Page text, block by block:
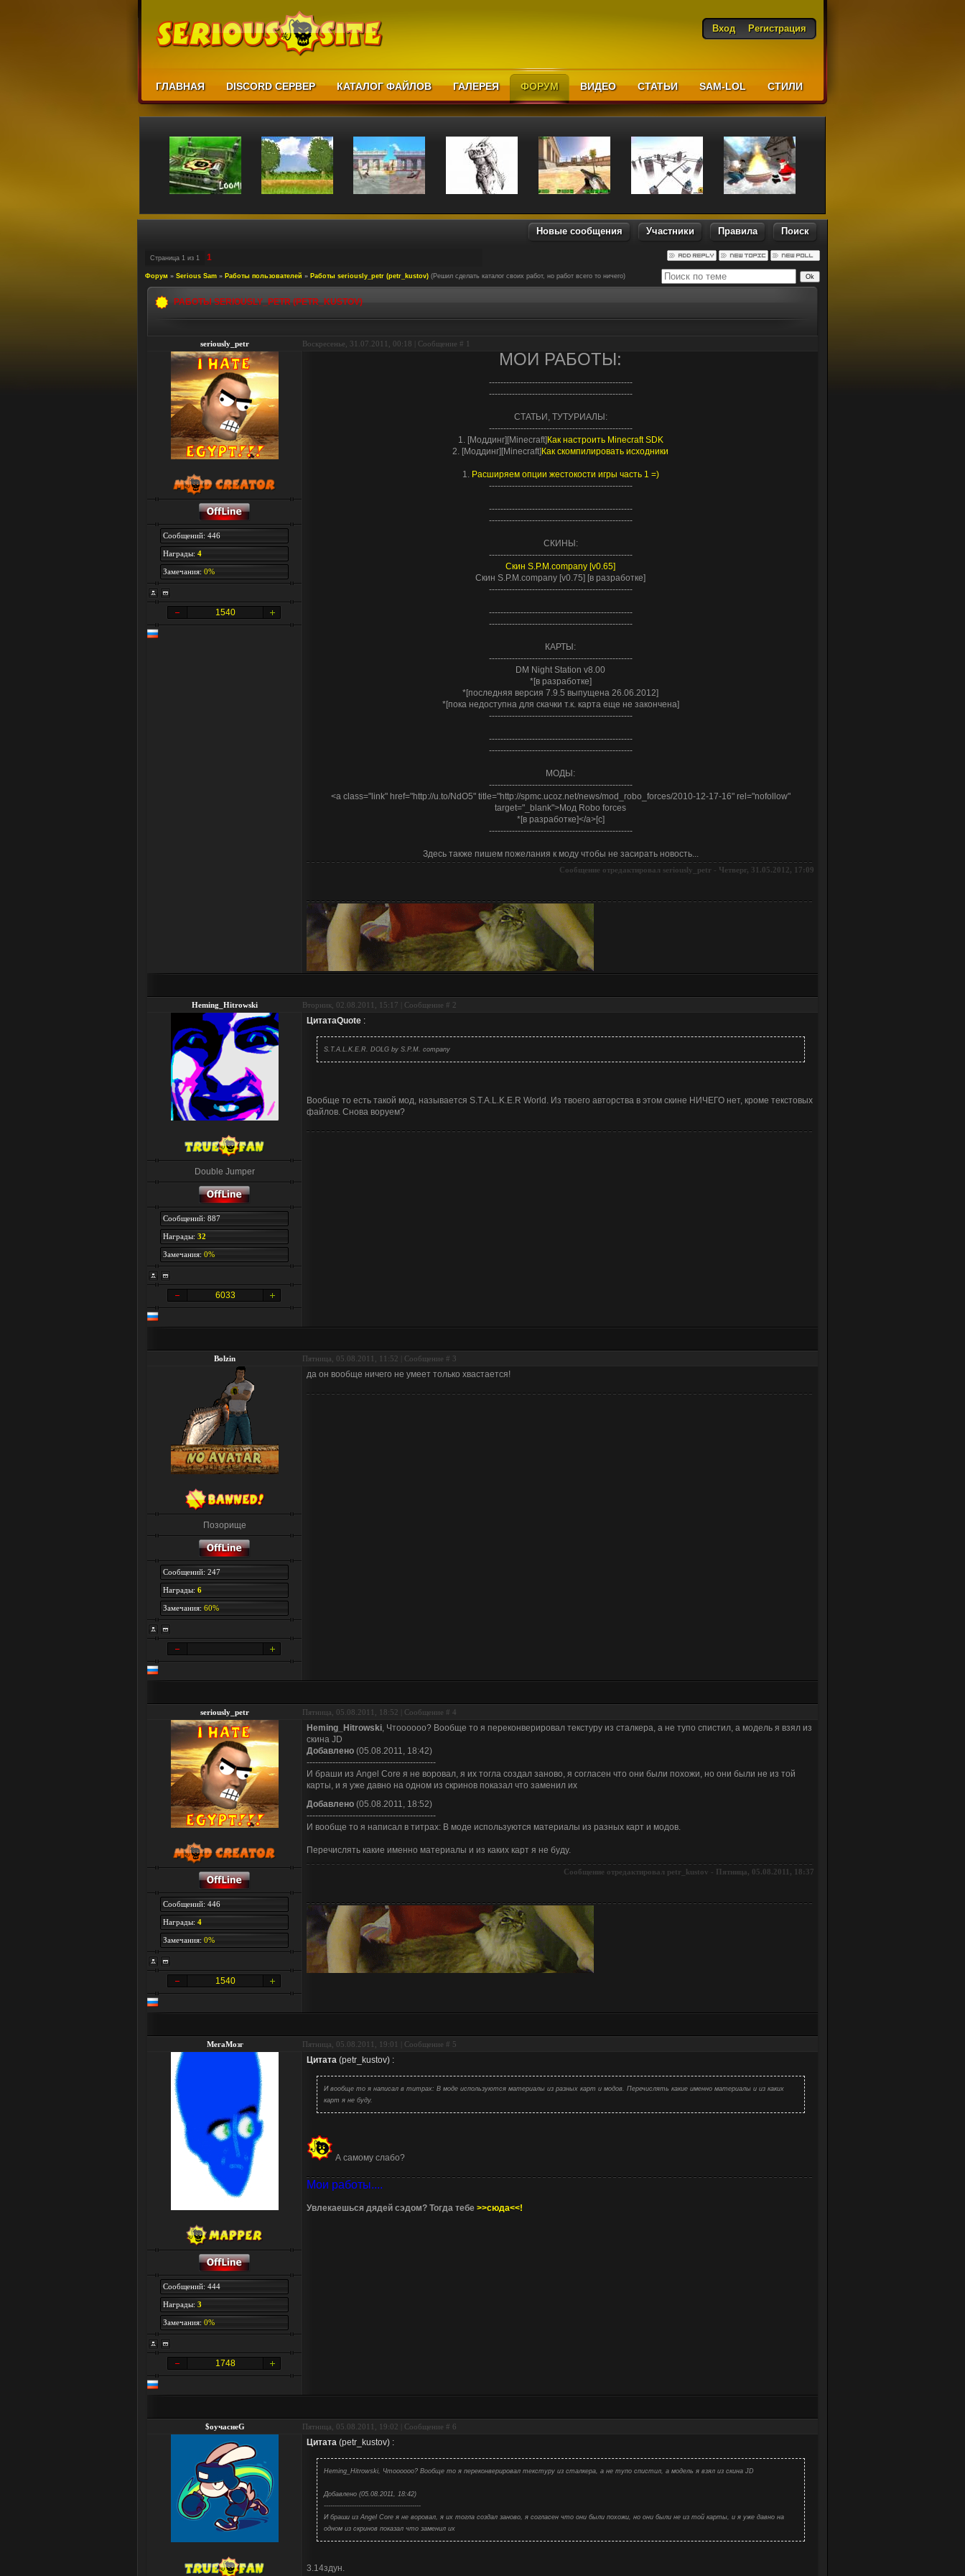
Вход Регистрация
ГЛАВНАЯ DISCORD СЕРВЕР КАТАЛОГ ФАЙЛОВ ГАЛЕРЕЯ ФОРУМ ВИДЕО СТАТЬИ SAM-LOL CТИЛИ
Новые сообщения Участники Правила Поиск
Страница 1 из 1 1
Форум » Serious Sam » Работы пользователей » Работы seriously_petr (petr_kustov) (Решил сделать каталог своих работ, но работ всего то ничего)
РАБОТЫ SERIOUSLY_PETR (PETR_KUSTOV)
seriously_petr Воскресенье, 31.07.2011, 00:18 | Сообщение # 1
Сообщений: 446
Награды: 4
Замечания: 0%
1540
МОИ РАБОТЫ:
--------------------------------------------------
--------------------------------------------------
СТАТЬИ, ТУТУРИАЛЫ:
--------------------------------------------------
1. [Моддинг][Minecraft] Как настроить Minecraft SDK
2. [Моддинг][Minecraft] Как скомпилировать исходники
1. Расширяем опции жестокости игры часть 1 =)
--------------------------------------------------
--------------------------------------------------
--------------------------------------------------
СКИНЫ:
--------------------------------------------------
Скин S.P.M.company [v0.65]
Скин S.P.M.company [v0.75] [в разработке]
--------------------------------------------------
--------------------------------------------------
--------------------------------------------------
КАРТЫ:
--------------------------------------------------
DM Night Station v8.00
*[в разработке]
*[последняя версия 7.9.5 выпущена 26.06.2012]
*[пока недоступна для скачки т.к. карта еще не закончена]
--------------------------------------------------
--------------------------------------------------
--------------------------------------------------
МОДЫ:
--------------------------------------------------
<a class="link" href="http://u.to/NdO5" title="http://spmc.ucoz.net/news/mod_robo_forces/2010-12-17-16" rel="nofollow"
target="_blank">Мод Robo forces
*[в разработке]</a>[c]
--------------------------------------------------
Здесь также пишем пожелания к моду чтобы не засирать новость...
Сообщение отредактировал seriously_petr - Четверг, 31.05.2012, 17:09
Heming_Hitrowski Вторник, 02.08.2011, 15:17 | Сообщение # 2
Double Jumper
Сообщений: 887
Награды: 32
Замечания: 0%
6033
ЦитатаQuote :
S.T.A.L.K.E.R. DOLG by S.P.M. company
Вообще то есть такой мод, называется S.T.A.L.K.E.R World. Из твоего авторства в этом скине НИЧЕГО нет, кроме текстовых
файлов. Снова воруем?
Bolzin Пятница, 05.08.2011, 11:52 | Сообщение # 3
Позорище
Сообщений: 247
Награды: 6
Замечания: 60%
да он вообще ничего не умеет только хвастается!
seriously_petr Пятница, 05.08.2011, 18:52 | Сообщение # 4
Сообщений: 446
Награды: 4
Замечания: 0%
1540
Heming_Hitrowski, Чтоооооо? Вообще то я переконверировал текстуру из сталкера, а не тупо спистил, а модель я взял из
скина JD
Добавлено (05.08.2011, 18:42)
---------------------------------------------
И браши из Angel Core я не воровал, я их тогла создал заново, я согласен что они были похожи, но они были не из той
карты, и я уже давно на одном из скринов показал что заменил их
Добавлено (05.08.2011, 18:52)
---------------------------------------------
И вообще то я написал в титрах: В моде используются материалы из разных карт и модов.
Перечислять какие именно материалы и из каких карт я не буду.
Сообщение отредактировал petr_kustov - Пятница, 05.08.2011, 18:37
МегаМозг Пятница, 05.08.2011, 19:01 | Сообщение # 5
Сообщений: 444
Награды: 3
Замечания: 0%
1748
Цитата (petr_kustov) :
И вообще то я написал в титрах: В моде используются материалы из разных карт и модов. Перечислять какие именно материалы и из каких
карт я не буду.
А самому слабо?
Мои работы....
Увлекаешься дядей сэдом? Тогда тебе >>сюда<<!
$оучаснеG Пятница, 05.08.2011, 19:02 | Сообщение # 6
Цитата (petr_kustov) :
Heming_Hitrowski, Чтоооооо? Вообще то я переконверировал текстуру из сталкера, а не тупо спистил, а модель я взял из скина JD
Добавлено (05.08.2011, 18:42)
---------------------------------------------
И браши из Angel Core я не воровал, я их тогла создал заново, я согласен что они были похожи, но они были не из той карты, и я уже давно на
одном из скринов показал что заменил их
3.14здун.